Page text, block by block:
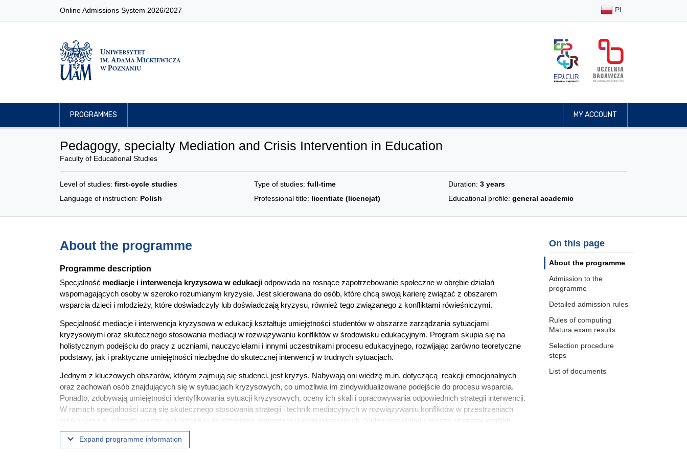
Online Admissions System 2026/2027 PL
PROGRAMMES MY ACCOUNT
Pedagogy, specialty Mediation and Crisis Intervention in Education
Faculty of Educational Studies
Level of studies: first-cycle studies Type of studies: full-time Duration: 3 years
Language of instruction: Polish Professional title: licentiate (licencjat) Educational profile: general academic
About the programme
Programme description
Specjalność mediacje i interwencja kryzysowa w edukacji odpowiada na rosnące zapotrzebowanie społeczne w obrębie działań
wspomagających osoby w szeroko rozumianym kryzysie. Jest skierowana do osób, które chcą swoją karierę związać z obszarem
wsparcia dzieci i młodzieży, które doświadczyły lub doświadczają kryzysu, również tego związanego z konfliktami rówieśniczymi.
Specjalność mediacje i interwencja kryzysowa w edukacji kształtuje umiejętności studentów w obszarze zarządzania sytuacjami
kryzysowymi oraz skutecznego stosowania mediacji w rozwiązywaniu konfliktów w środowisku edukacyjnym. Program skupia się na
holistycznym podejściu do pracy z uczniami, nauczycielami i innymi uczestnikami procesu edukacyjnego, rozwijając zarówno teoretyczne
podstawy, jak i praktyczne umiejętności niezbędne do skutecznej interwencji w trudnych sytuacjach.
Jednym z kluczowych obszarów, którym zajmują się studenci, jest kryzys. Nabywają oni wiedzę m.in. dotyczącą reakcji emocjonalnych
oraz zachowań osób znajdujących się w sytuacjach kryzysowych, co umożliwia im zindywidualizowane podejście do procesu wsparcia.
Ponadto, zdobywają umiejętności identyfikowania sytuacji kryzysowych, oceny ich skali i opracowywania odpowiednich strategii interwencji.
W ramach specjalności uczą się skutecznego stosowania strategii i technik mediacyjnych w rozwiązywaniu konfliktów w przestrzeniach
edukacyjnych. Zdobytą wiedzę wykorzystują do rozwijania umiejętności komunikacyjnych, budowania dialogu między stronami konfliktu
oraz kreowania harmonijnych relacji w środowisku edukacyjnym. Specjalność pomaga rozwijać umiejętności komunikacji interpersonalnej,
co obejmuje aktywne słuchanie, porozumiewanie się z różnymi grupami docelowymi oraz budowanie zaufania. Etyczne aspekty pracy w
Expand programme information
On this page
About the programme
Admission to the
programme
Detailed admission rules
Rules of computing
Matura exam results
Selection procedure
steps
List of documents